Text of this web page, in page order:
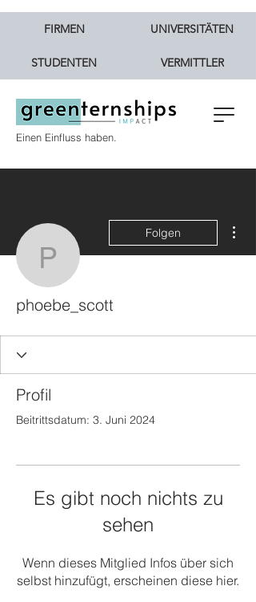
Einen Einfluss haben.
FIRMEN UNIVERSITÄTEN
STUDENTEN VERMITTLER
phoebe_scott
Folgen
phoebe_scott
Profil
Beitrittsdatum: 3. Juni 2024
Es gibt noch nichts zu
sehen
Wenn dieses Mitglied Infos über sich
selbst hinzufügt, erscheinen diese hier.